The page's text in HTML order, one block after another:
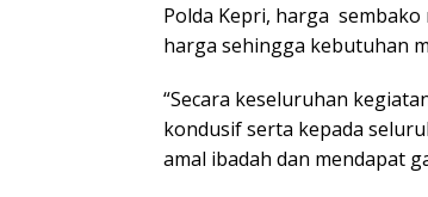
Polda Kepri, harga
harga sehingga kebutuhan
“Secara keseluruhan
kondusif serta kepada
amal ibadah dan mendapat